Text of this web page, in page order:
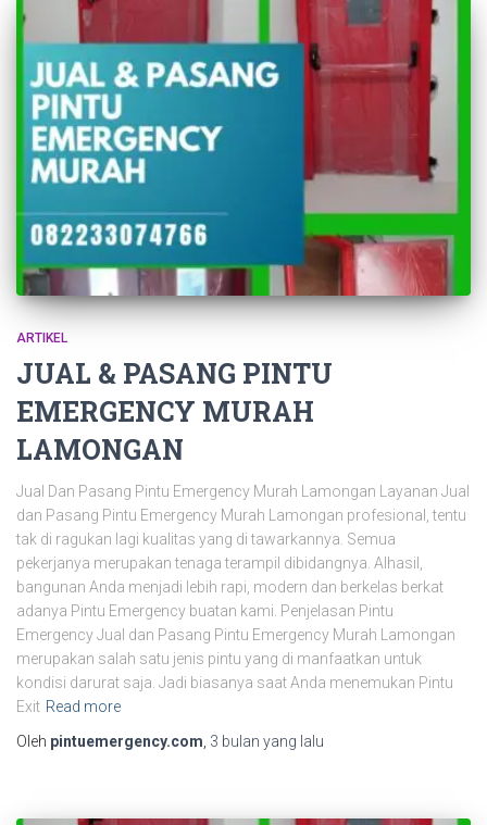
ARTIKEL
JUAL & PASANG PINTU
EMERGENCY MURAH
LAMONGAN
Jual Dan Pasang Pintu Emergency Murah Lamongan Layanan Jual
dan Pasang Pintu Emergency Murah Lamongan profesional, tentu
tak di ragukan lagi kualitas yang di tawarkannya. Semua
pekerjanya merupakan tenaga terampil dibidangnya. Alhasil,
bangunan Anda menjadi lebih rapi, modern dan berkelas berkat
adanya Pintu Emergency buatan kami. Penjelasan Pintu
Emergency Jual dan Pasang Pintu Emergency Murah Lamongan
merupakan salah satu jenis pintu yang di manfaatkan untuk
kondisi darurat saja. Jadi biasanya saat Anda menemukan Pintu
Exit Read more
Oleh pintuemergency.com 3 bulan yang lalu